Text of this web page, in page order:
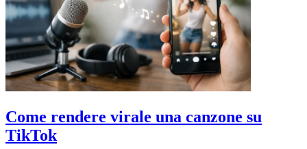
Come rendere virale una canzone su
TikTok